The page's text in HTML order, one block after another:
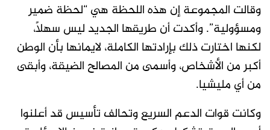
وقالت المجموعة إن هذه اللحظة هي “لحظة ضمير
ومسؤولية”. وأكدت أن طريقها الجديد ليس سهلاً،
لكنها اختارت ذلك بإرادتها الكاملة، لايمانها بأن الوطن
أكبر من الأشخاص، وأسمى من المصالح الضيقة، وأبقى
من أي مليشيا.
وكانت قوات الدعم السريع وتحالف تأسيس قد أعلنوا